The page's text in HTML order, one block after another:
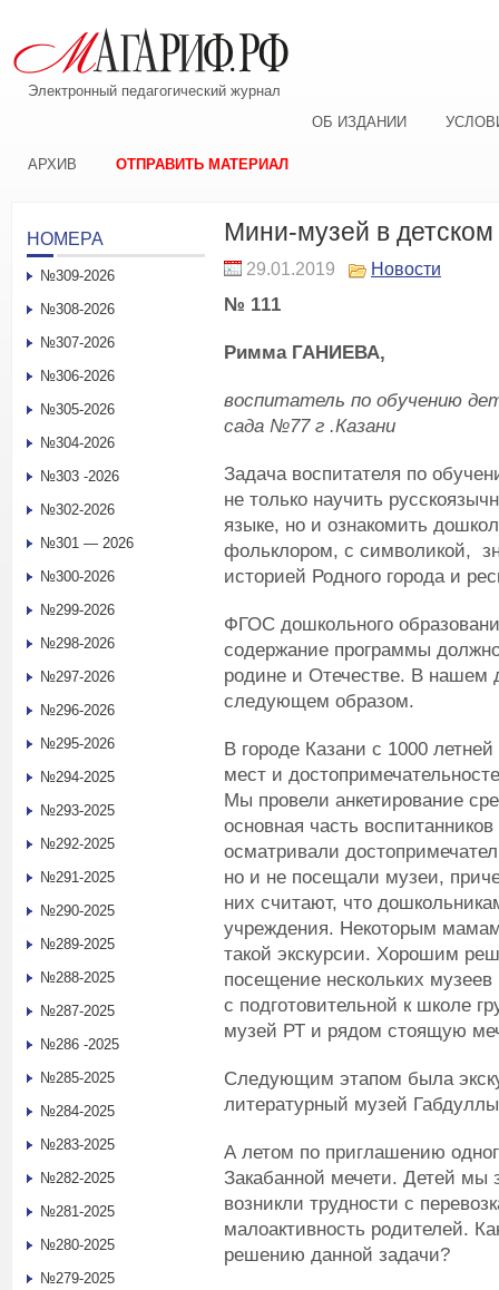
Электронный педагогический журнал
ОБ ИЗДАНИИ
АРХИВ ОТПРАВИТЬ МАТЕРИАЛ
Мини-музей в детском
29.01.2019 Новости
№ 111
Римма ГАНИЕВА,
воспитатель по обучению
сада №77 г .Казани
Задача воспитателя по
не только научить
языке, но и ознакомить
фольклором, с символикой,
историей Родного города и
ФГОС дошкольного
содержание программы
родине и Отечестве. В нашем
следующем образом.
В городе Казани с 1000
мест и
Мы провели анкетирование
основная часть
осматривали
но и не посещали музеи,
них считают, что
учреждения. Некоторым
такой экскурсии. Хорошим
посещение нескольких
с подготовительной к школе
музей РТ и рядом стоящую
Следующим этапом была
литературный музей
А летом по приглашению
Закабанной мечети. Детей мы
возникли трудности с
малоактивность родителей.
решению данной задачи?
НОМЕРА
№309-2026
№308-2026
№307-2026
№306-2026
№305-2026
№304-2026
№303 -2026
№302-2026
№301 — 2026
№300-2026
№299-2026
№298-2026
№297-2026
№296-2026
№295-2026
№294-2025
№293-2025
№292-2025
№291-2025
№290-2025
№289-2025
№288-2025
№287-2025
№286 -2025
№285-2025
№284-2025
№283-2025
№282-2025
№281-2025
№280-2025
№279-2025